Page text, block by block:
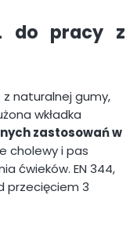
do pracy z
naturalnej gumy,
wkładka
zastosowań w
cholewy i pas
ćwieków. EN 344,
przecięciem 3